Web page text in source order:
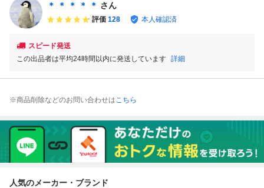
＊ ＊ ＊ ＊ ＊ さん
評価 128 本人確認済
スピード発送
この出品者は平均24時間以内に発送しています 詳細
※商品削除などのお問い合わせはこちら
人気のメーカー・ブランド